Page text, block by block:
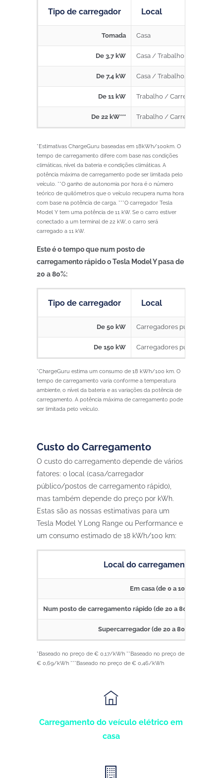
Tipo de carregador Local
Tomada Casa
De 3,7 kW Casa / Trabalho
De 7,4 kW Casa / Trabalho/
De 11 kW Trabalho / Carregadores
De 22 kW*** Trabalho / Carregadores
*Estimativas ChargeGuru baseadas em 18kWh/100km. O
tempo de carregamento difere com base nas condições
climáticas, nível da bateria e condições climáticas. A
potência máxima de carregamento pode ser limitada pelo
veículo. **O ganho de autonomia por hora é o número
teórico de quilómetros que o veículo recupera numa hora
com base na potência de carga. ***O carregador Tesla
Model Y tem uma potência de 11 kW. Se o carro estiver
conectado a um terminal de 22 kW, o carro será
carregado a 11 kW.
Este é o tempo que num posto de
carregamento rápido o Tesla Model Y pasa de
20 a 80%:
Tipo de carregador Local
De 50 kW Carregadores públicos
De 150 kW Carregadores públicos
*ChargeGuru estima um consumo de 18 kWh/100 km. O
tempo de carregamento varia conforme a temperatura
ambiente, o nível da bateria e as variações da potência de
carregamento. A potência máxima de carregamento pode
ser limitada pelo veículo.
Custo do Carregamento
O custo do carregamento depende de vários
fatores: o local (casa/carregador
público/postos de carregamento rápido),
mas também depende do preço por kWh.
Estas são as nossas estimativas para um
Tesla Model Y Long Range ou Performance e
um consumo estimado de 18 kWh/100 km:
Local do carregamento
Em casa (de 0 a 100%)*
Num posto de carregamento rápido (de 20 a 80%)**
Supercarregador (de 20 a 80%)***
*Baseado no preço de € 0,17/kWh **Baseado no preço de
€ 0,69/kWh ***Baseado no preço de € 0,46/kWh
Carregamento do veículo elétrico em
casa